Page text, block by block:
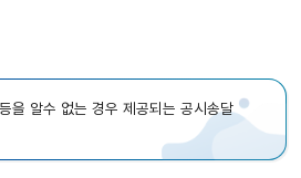
을 알수 없는 경우 제공되는 공시송달